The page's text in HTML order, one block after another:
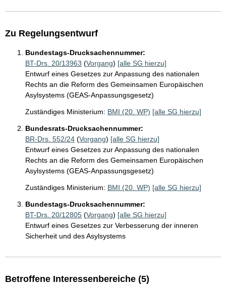
Zu Regelungsentwurf
Bundestags-Drucksachennummer:
BT-Drs. 20/13963 (Vorgang) [alle SG hierzu]
Entwurf eines Gesetzes zur Anpassung des nationalen
Rechts an die Reform des Gemeinsamen Europäischen
Asylsystems (GEAS-Anpassungsgesetz)
Zuständiges Ministerium: BMI (20. WP) [alle SG hierzu]
Bundesrats-Drucksachennummer:
BR-Drs. 552/24 (Vorgang) [alle SG hierzu]
Entwurf eines Gesetzes zur Anpassung des nationalen
Rechts an die Reform des Gemeinsamen Europäischen
Asylsystems (GEAS-Anpassungsgesetz)
Zuständiges Ministerium: BMI (20. WP) [alle SG hierzu]
Bundestags-Drucksachennummer:
BT-Drs. 20/12805 (Vorgang) [alle SG hierzu]
Entwurf eines Gesetzes zur Verbesserung der inneren
Sicherheit und des Asylsystems
Betroffene Interessenbereiche (5)